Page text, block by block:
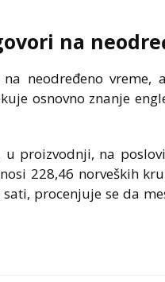
na
neodređeno vreme,
osnovno znanje
proizvodnji, na
228,46 norveških
procenjuje se da